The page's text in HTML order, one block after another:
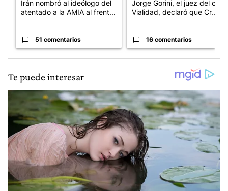
Irán nombró al ideólogo del
atentado a la AMIA al frent...
51 comentarios
Jorge Gorini, el juez del caso
Vialidad, declaró que Cr...
16 comentarios